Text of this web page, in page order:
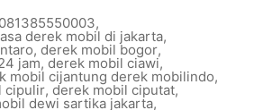
,
derek mobil di jakarta,
, derek mobil bogor,
jam, derek mobil ciawi,
mobil cijantung derek mobilindo,
cipulir, derek mobil ciputat,
dewi sartika jakarta,